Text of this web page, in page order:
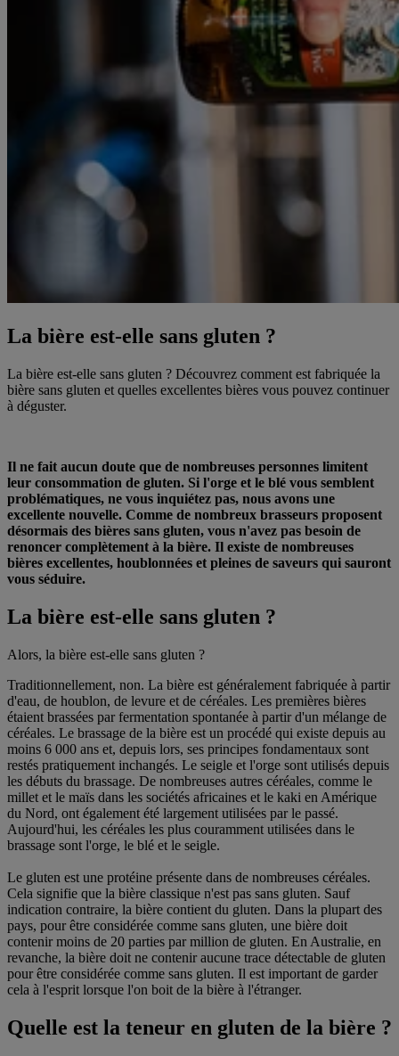
La bière est-elle sans gluten ?
La bière est-elle sans gluten ? Découvrez comment est fabriquée la
bière sans gluten et quelles excellentes bières vous pouvez continuer
à déguster.
Il ne fait aucun doute que de nombreuses personnes limitent
leur consommation de gluten. Si l'orge et le blé vous semblent
problématiques, ne vous inquiétez pas, nous avons une
excellente nouvelle. Comme de nombreux brasseurs proposent
désormais des bières sans gluten, vous n'avez pas besoin de
renoncer complètement à la bière. Il existe de nombreuses
bières excellentes, houblonnées et pleines de saveurs qui sauront
vous séduire.
La bière est-elle sans gluten ?
Alors, la bière est-elle sans gluten ?
Traditionnellement, non. La bière est généralement fabriquée à partir
d'eau, de houblon, de levure et de céréales. Les premières bières
étaient brassées par fermentation spontanée à partir d'un mélange de
céréales. Le brassage de la bière est un procédé qui existe depuis au
moins 6 000 ans et, depuis lors, ses principes fondamentaux sont
restés pratiquement inchangés. Le seigle et l'orge sont utilisés depuis
les débuts du brassage. De nombreuses autres céréales, comme le
millet et le maïs dans les sociétés africaines et le kaki en Amérique
du Nord, ont également été largement utilisées par le passé.
Aujourd'hui, les céréales les plus couramment utilisées dans le
brassage sont l'orge, le blé et le seigle.
Le gluten est une protéine présente dans de nombreuses céréales.
Cela signifie que la bière classique n'est pas sans gluten. Sauf
indication contraire, la bière contient du gluten. Dans la plupart des
pays, pour être considérée comme sans gluten, une bière doit
contenir moins de 20 parties par million de gluten. En Australie, en
revanche, la bière doit ne contenir aucune trace détectable de gluten
pour être considérée comme sans gluten. Il est important de garder
cela à l'esprit lorsque l'on boit de la bière à l'étranger.
Quelle est la teneur en gluten de la bière ?